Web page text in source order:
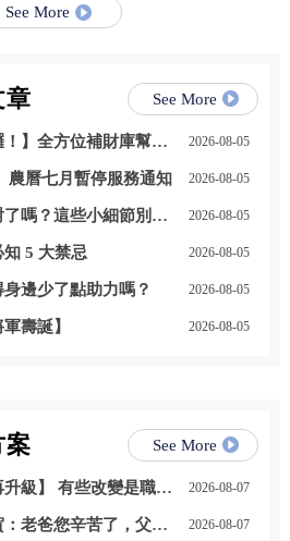
See More
章 See More
！】全方位補財庫幫你
2026-08-05
農曆七月暫停服務通知 2026-08-05
嗎？這些小細節別忽
2026-08-05
5 大禁忌 2026-08-05
邊少了點助力嗎？ 2026-08-05
壽誕】 2026-08-05
案 See More
改變是職位
正式接任尚立汽車北台
2026-08-07
老爸您辛苦了，父親
2026-08-07